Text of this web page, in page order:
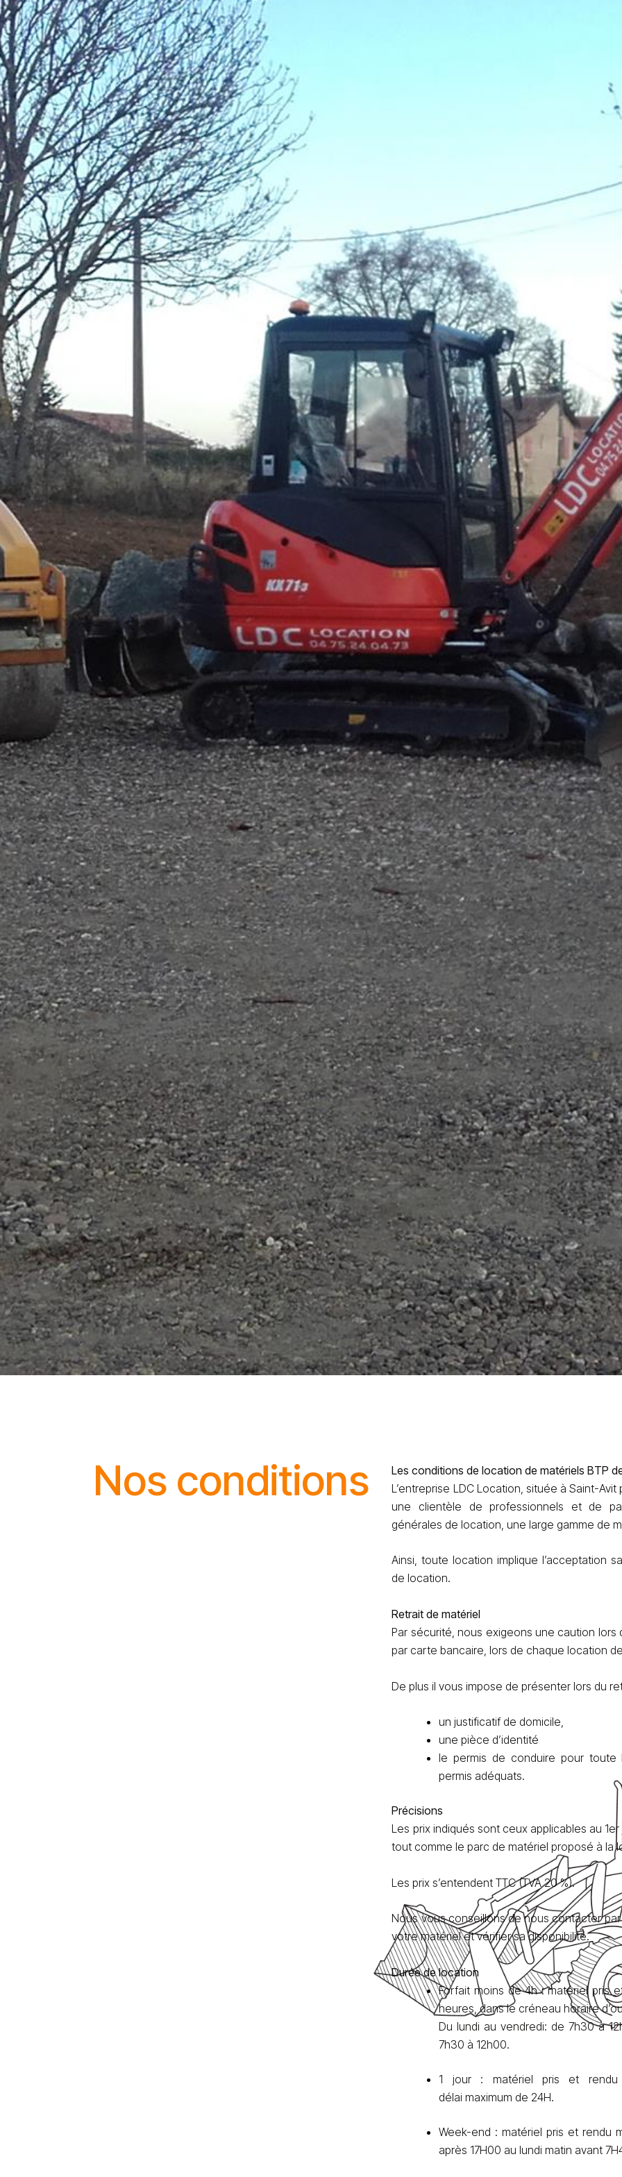
Nos conditions
Les conditions de location de matériels BTP
L’entreprise LDC Location, située à Saint-
une clientèle de professionnels et de
générales de location, une large gamme de
Ainsi, toute location implique l’acceptation
de location.
Retrait de matériel
Par sécurité, nous exigeons une caution
par carte bancaire, lors de chaque location
De plus il vous impose de présenter lors du
un justificatif de domicile,
une pièce d’identité
le permis de conduire pour toute
permis adéquats.
Précisions
Les prix indiqués sont ceux applicables au
tout comme le parc de matériel proposé à la
Les prix s’entendent TTC (TVA 20 %).
Nous vous conseillons de nous contacter
votre matériel et vérifier sa disponibilité.
Durée de location
Forfait moins de 4h : matériel pris
heures, dans le créneau horaire
Du lundi au vendredi: de 7h30 à
7h30 à 12h00.
1 jour : matériel pris et
délai maximum de 24H.
Week-end : matériel pris et rendu
après 17H00 au lundi matin avant